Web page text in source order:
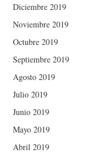
Diciembre 2019
Noviembre 2019
Octubre 2019
Septiembre 2019
Agosto 2019
Julio 2019
Junio 2019
Mayo 2019
Abril 2019